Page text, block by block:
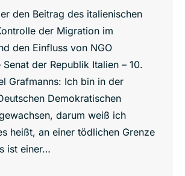
den Beitrag des italienischen
der Migration im
den Einfluss von NGO
der Republik Italien – 10.
Grafmanns: Ich bin in der
Demokratischen
darum weiß ich
heißt, an einer tödlichen Grenze
ist einer…